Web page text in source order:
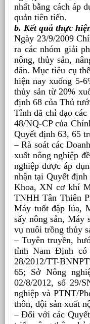
nhất bằng cách áp
quản tiên tiến.
b. Kết quả thực
Ngày 23/9/2009
ra các nhóm giải
nông, thủy sản,
dân. Mục tiêu cụ
hiện nay xuống 5-
thủy sản từ 20%
định 68 của Thủ
Tỉnh đã chỉ đạo
48/NQ-CP của
Quyết định 63, 65
– Rà soát các
xuất nông nghiệp
nghiệp được áp
nhận tại Quyết
Khoa, XN cơ khí
TNHH Tân Thiên
Máy tuốt đập lúa,
sấy nông sản, Máy
vụ nuôi trồng thủy
– Tuyên truyền,
tỉnh Nam Định có
28/2012/TT-
65; Sở Nông
02/8/2012, số 29/
nghiệp và PTNT/
thôn, đội sản xuất
– Đối với các